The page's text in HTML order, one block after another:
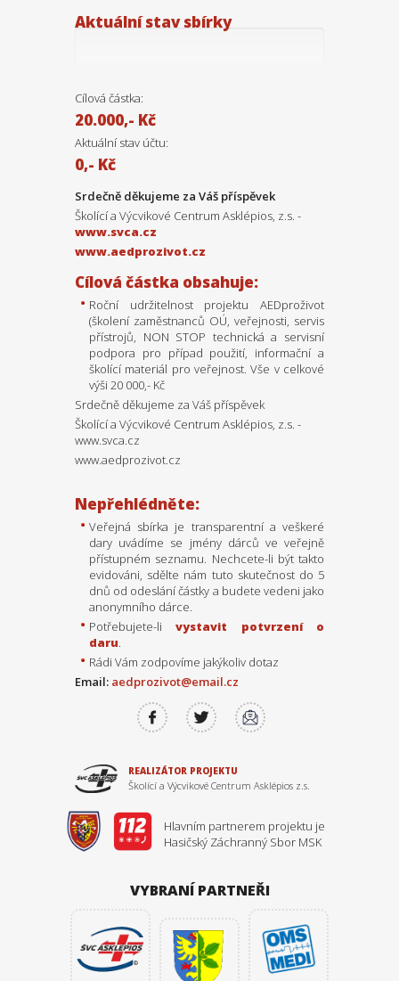
Aktuální stav sbírky
Cílová částka:
20.000,- Kč
Aktuální stav účtu:
0,- Kč
Srdečně děkujeme za Váš příspěvek
Školící a Výcvikové Centrum Asklépios, z.s. -
www.svca.cz
www.aedprozivot.cz
Cílová částka obsahuje:
Roční udržitelnost projektu AEDproživot
(školení zaměstnanců OÚ, veřejnosti, servis
přístrojů, NON STOP technická a servisní
podpora pro případ použití, informační a
školící materiál pro veřejnost. Vše v celkové
výši 20 000,- Kč
Srdečně děkujeme za Váš příspěvek
Školící a Výcvikové Centrum Asklépios, z.s. -
www.svca.cz
www.aedprozivot.cz
Nepřehlédněte:
Veřejná sbírka je transparentní a veškeré
dary uvádíme se jmény dárců ve veřejně
přístupném seznamu. Nechcete-li být takto
evidováni, sdělte nám tuto skutečnost do 5
dnů od odeslání částky a budete vedeni jako
anonymního dárce.
Potřebujete-livystavit potvrzení o
daru.
Rádi Vám zodpovíme jakýkoliv dotaz
Email: aedprozivot@email.cz
REALIZÁTOR PROJEKTU
Školící a Výcvikové Centrum Asklépios z.s.
Hlavním partnerem projektu je
Hasičský Záchranný Sbor MSK
VYBRANÍ PARTNEŘI